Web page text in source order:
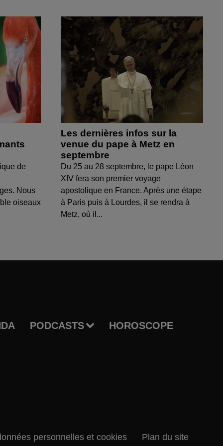
de
Nous
oiseaux
Les dernières infos sur la
venue du pape à Metz en
septembre
Du 25 au 28 septembre, le pape Léon
XIV fera son premier voyage
apostolique en France. Après une étape
à Paris puis à Lourdes, il se rendra à
Metz, où il...
PODCASTS HOROSCOPE
personnelles et cookies Plan du site